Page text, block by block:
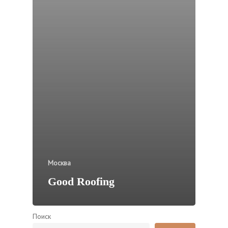
Москва
Good Roofing
Поиск